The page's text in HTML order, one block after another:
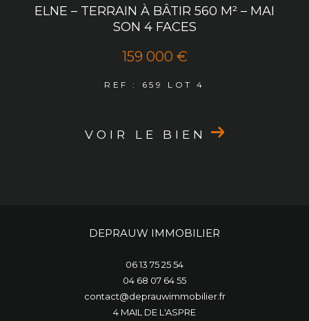
ELNE – TERRAIN À BÂTIR 560 M² – MAI
SON 4 FACES
159 000 €
REF : 659 LOT 4
VOIR LE BIEN
DEPRAUW IMMOBILIER
06 13 75 25 54
04 68 07 64 55
contact@deprauwimmobilier.fr
4 MAIL DE L'ASPRE